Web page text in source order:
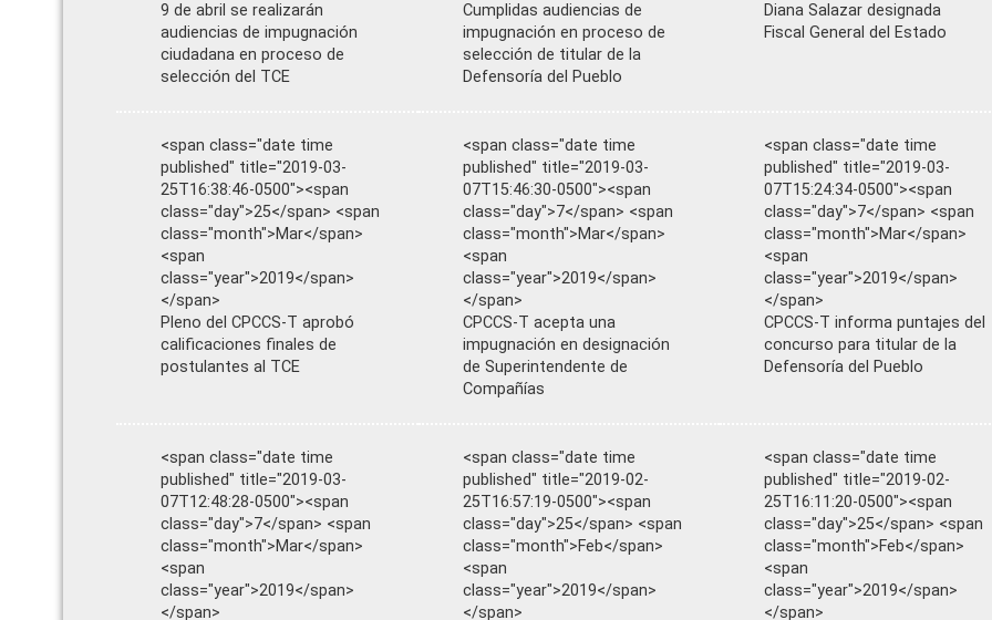
9 de abril se realizarán
audiencias de impugnación
ciudadana en proceso de
selección del TCE
Cumplidas audiencias de
impugnación en proceso de
selección de titular de la
Defensoría del Pueblo
Diana Salazar designada
Fiscal General del Estado
<span class="date time
published" title="2019-03-
25T16:38:46-0500"><span
class="day">25</span> <span
class="month">Mar</span>
<span
class="year">2019</span>
</span>
Pleno del CPCCS-T aprobó
calificaciones finales de
postulantes al TCE
<span class="date time
published" title="2019-03-
07T15:46:30-0500"><span
class="day">7</span> <span
class="month">Mar</span>
<span
class="year">2019</span>
</span>
CPCCS-T acepta una
impugnación en designación
de Superintendente de
Compañías
<span class="date time
published" title="2019-03-
07T15:24:34-0500"><span
class="day">7</span> <span
class="month">Mar</span>
<span
class="year">2019</span>
</span>
CPCCS-T informa puntajes del
concurso para titular de la
Defensoría del Pueblo
<span class="date time
published" title="2019-03-
07T12:48:28-0500"><span
class="day">7</span> <span
class="month">Mar</span>
<span
class="year">2019</span>
</span>
<span class="date time
published" title="2019-02-
25T16:57:19-0500"><span
class="day">25</span> <span
class="month">Feb</span>
<span
class="year">2019</span>
</span>
<span class="date time
published" title="2019-02-
25T16:11:20-0500"><span
class="day">25</span> <span
class="month">Feb</span>
<span
class="year">2019</span>
</span>